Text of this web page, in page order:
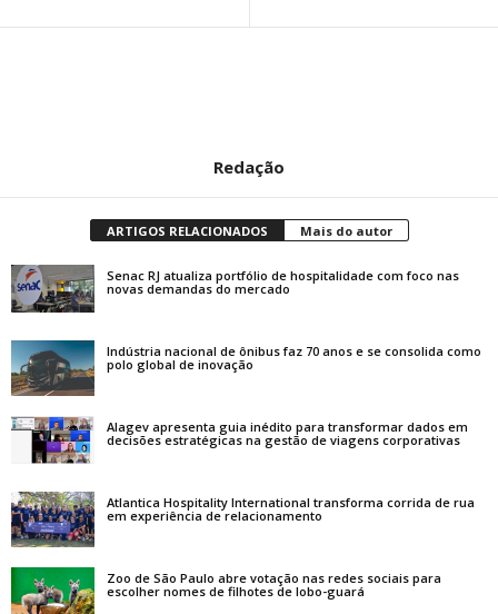
Redação
ARTIGOS RELACIONADOS Mais do autor
Senac RJ atualiza portfólio de hospitalidade com foco nas
novas demandas do mercado
Indústria nacional de ônibus faz 70 anos e se consolida como
polo global de inovação
Alagev apresenta guia inédito para transformar dados em
decisões estratégicas na gestão de viagens corporativas
Atlantica Hospitality International transforma corrida de rua
em experiência de relacionamento
Zoo de São Paulo abre votação nas redes sociais para
escolher nomes de filhotes de lobo-guará